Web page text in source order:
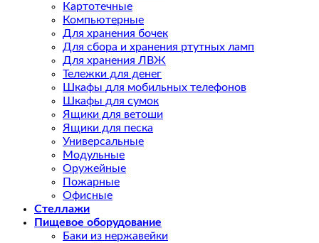
Картотечные
Компьютерные
Для хранения бочек
Для сбора и хранения ртутных ламп
Для хранения ЛВЖ
Тележки для денег
Шкафы для мобильных телефонов
Шкафы для сумок
Ящики для ветоши
Ящики для песка
Универсальные
Модульные
Оружейные
Пожарные
Офисные
Стеллажи
Пищевое оборудование
Баки из нержавейки